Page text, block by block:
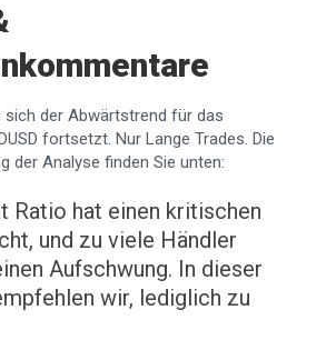
sich der Abwärtstrend für das
fortsetzt. Nur Lange Trades. Die
der Analyse finden Sie unten:
Ratio hat einen kritischen
und zu viele Händler
Aufschwung. In dieser
wir, lediglich zu